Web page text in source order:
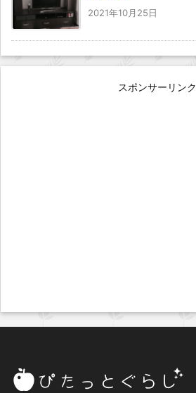
2021年10月25日
スポンサーリンク